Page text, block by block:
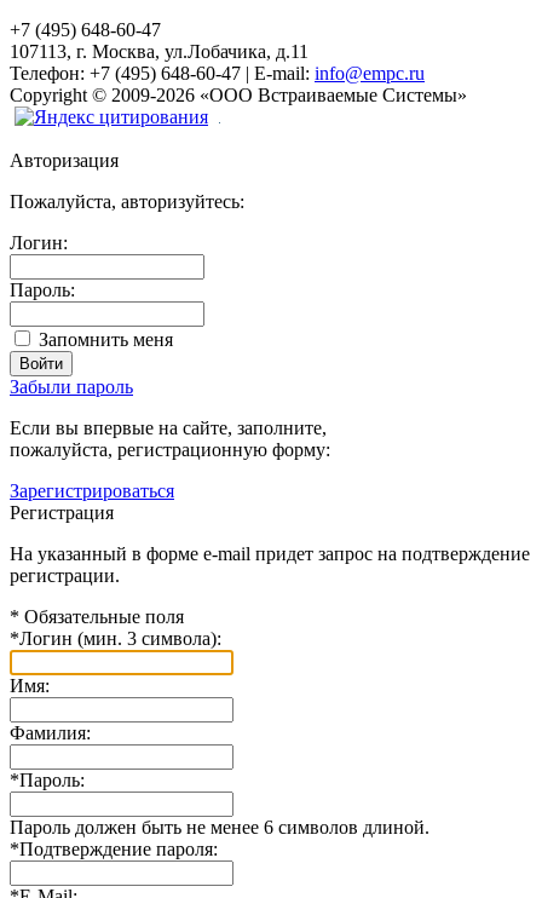
+7 (495) 648-60-47
107113, г. Москва, ул.Лобачика, д.11
Телефон: +7 (495) 648-60-47 | E-mail: info@empc.ru
Copyright © 2009-2026 «ООО Встраиваемые Системы»
Авторизация
Пожалуйста, авторизуйтесь:
Логин:
Пароль:
Запомнить меня
Забыли пароль
Если вы впервые на сайте, заполните,
пожалуйста, регистрационную форму:
Зарегистрироваться
Регистрация
На указанный в форме e-mail придет запрос на подтверждение
регистрации.
* Обязательные поля
*Логин (мин. 3 символа):
Имя:
Фамилия:
*Пароль:
Пароль должен быть не менее 6 символов длиной.
*Подтверждение пароля: